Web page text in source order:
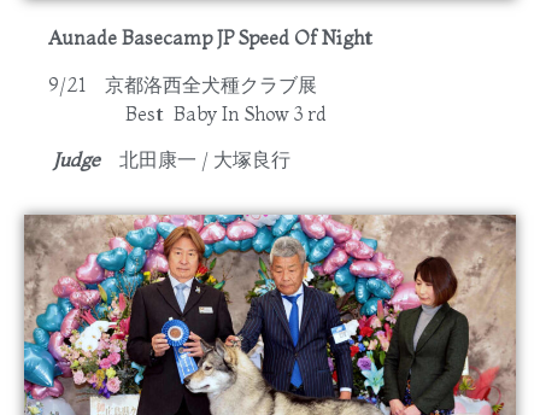
Aunade Basecamp JP Speed Of Night
9/21 京都洛西全犬種クラブ展
Best Baby In Show 3 rd
Judge 北田康一 / 大塚良行